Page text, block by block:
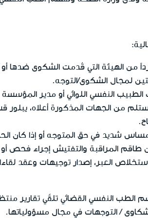
من الهيئة التي قُدمت الشكوى ضدها أو
لمجال الشكوى/التوجه.
النفسي اللوائي أو مدير
من الجهات المذكورة أعلاه،
شديد في حق المتوجه أو إذا كان
المراقبة والتفتيش إجراء فحص أو
العبر، إصدار توجيهات وعقد
الطب النفسي القضائي تلقّي تقارير
/ التوجهات في مجال مسؤولياتها.